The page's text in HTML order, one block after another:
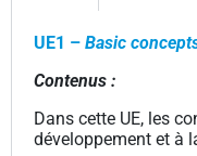
UE1 – Basic
Contenus :
Dans cette UE, les
développement et à